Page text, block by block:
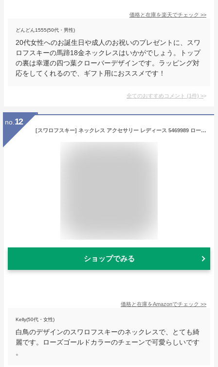
価格と在庫を楽天でチェック >>
どんどん1555(50代・男性)
20代女性へのお誕生日や成人のお祝いのプレゼントに、スワ
ロフスキーの馬蹄18金ネックレスはいかがでしょう。トップ
の裏は幸運の四つ葉クローバーデザインです。ラッピング対
応をしてくれるので、ギフト用におススメです！
全てのおすすめコメント (1件) >
no. 12
[スワロフスキー] ネックレス アクセサリー レディース 5469989 ローズゴールド ピンク クリア [並行輸入品]
ショップでみる
価格と在庫をAmazonでチェック >>
Kelly(50代・女性)
白鳥のデザインのスワロフスキーのネックレスで、とても綺
麗です。ローズゴールドカラーのチェーンで可愛らしいです
。